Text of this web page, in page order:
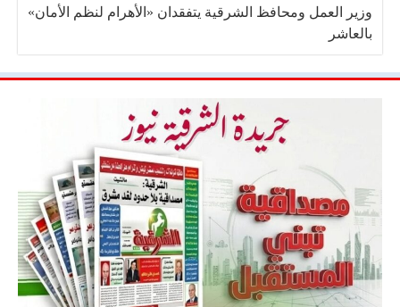
وزير العمل ومحافظ الشرقية يتفقدان «الأهرام لنظم الأمان»
بالعاشر